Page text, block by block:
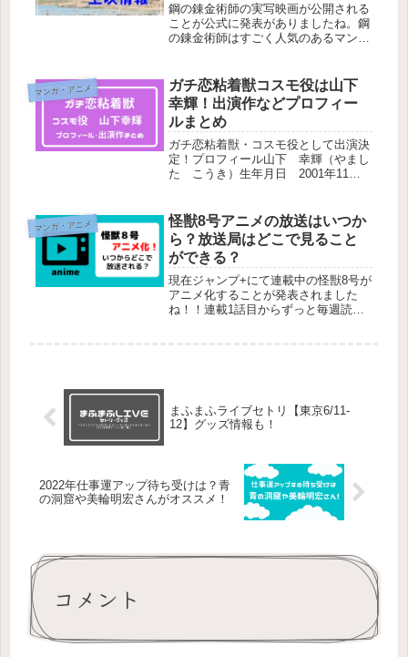
鋼の錬金術師の実写映画が公開される
ことが公式に発表がありましたね。鋼
の錬金術師はすごく人気のあるマン
ーもすごく魅力的で長年人気のある作
品が20周年を迎えるということで、映
画...
マンガ・アニメ
ガチ恋粘着獣コスモ役は山下
幸輝！出演作などプロフィー
ルまとめ
ガチ恋粘着獣・コスモ役として出演決
定！プロフィール山下 幸輝（やまし
た こうき）生年月日 2001年11月7
パーボーイ コンテストファイナリス
トドラマ2023年 沼る。港...
マンガ・アニメ
怪獣8号アニメの放送はいつか
ら？放送局はどこで見ること
ができる？
現在ジャンプ+にて連載中の怪獣8号が
アニメ化することが発表されました
ね！！連載1話目からずっと毎週読み
まふまふライブセトリ【東京6/11-
12】グッズ情報も！
2022年仕事運アップ待ち受けは？青
の洞窟や美輪明宏さんがオススメ！
コメント